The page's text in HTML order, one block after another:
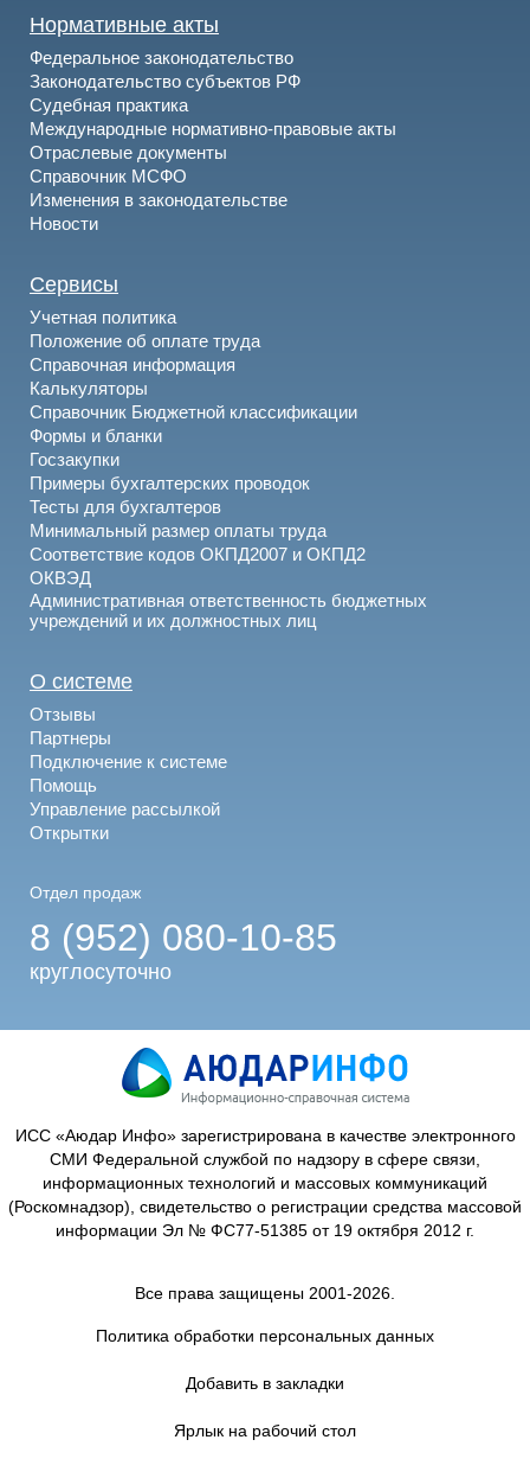
Нормативные акты
Федеральное законодательство
Законодательство субъектов РФ
Судебная практика
Международные нормативно-правовые акты
Отраслевые документы
Справочник МСФО
Изменения в законодательстве
Новости
Сервисы
Учетная политика
Положение об оплате труда
Справочная информация
Калькуляторы
Справочник Бюджетной классификации
Формы и бланки
Госзакупки
Примеры бухгалтерских проводок
Тесты для бухгалтеров
Минимальный размер оплаты труда
Соответствие кодов ОКПД2007 и ОКПД2
ОКВЭД
Административная ответственность бюджетных
учреждений и их должностных лиц
О системе
Отзывы
Партнеры
Подключение к системе
Помощь
Управление рассылкой
Открытки
Отдел продаж
8 (952) 080-10-85
круглосуточно
ИСС «Аюдар Инфо» зарегистрирована в качестве электронного
СМИ Федеральной службой по надзору в сфере связи,
информационных технологий и массовых коммуникаций
(Роскомнадзор), свидетельство о регистрации средства массовой
информации Эл № ФС77-51385 от 19 октября 2012 г.
Все права защищены 2001-2026.
Политика обработки персональных данных
Добавить в закладки
Ярлык на рабочий стол